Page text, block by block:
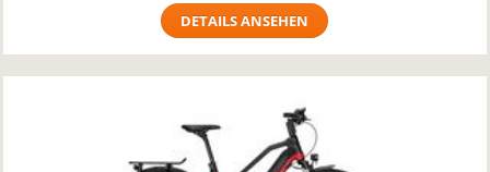
DETAILS ANSEHEN